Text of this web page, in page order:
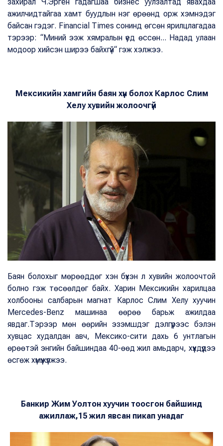
ажилчидтайгаа хамт буудлын нэг өрөөнд орж хэмнэдэг
байсан гэдэг. Financial Times сонинд өгсөн ярилцлагадаа
тэрээр: “Миний ээж хямралын үед өссөн... Надад улаан
модоор хийсэн ширээ байхгүй“ гэж хэлжээ.
Мексикийн хамгийн баян хүн болох Карлос Слим
Хелу хувийн жолоочгүй
Баян болохыг мөрөөддөг хэн бүхэн л хувийн жолоочтой
болно гэж төсөөлдөг байх. Харин Мексикийн харилцаа
холбооны салбарын магнат Карлос Слим Хелу хуучин
Mercedes-Benz машинаа өөрөө барьж ажилдаа
явдаг.Тэрээр мөн өөрийн эзэмшдэг дэлгүүрээс бэлэн
хувцас худалдан авч, Мексико-сити дахь 6 унтлагын
өрөөтэй энгийн байшиндаа 40-өөд жил амьдарч, хүүхдүүдээ
өсгөж хүмүүжүүлжээ.
Банкир Жим Уолтон хуучин тоосгон байшинд
ажиллаж,15 жил явсан пикап унадаг